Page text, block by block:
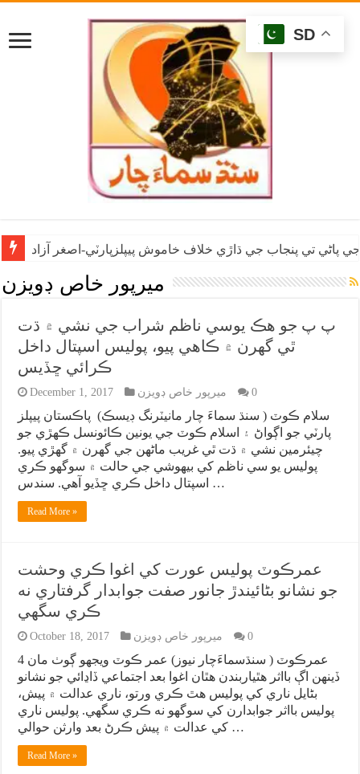
پاڻي تي پنجاب جي ڌاڙي خلاف خاموش پيپلزپارٽي-اصغر آزاد
ميرپور خاص ڊويزن
پ پ جو هڪ يوسي ناظم شراب جي نشي ۾ ڌت
ٿي گهرن ۾ ڪاهي پيو، پوليس اسپتال داخل
ڪرائي ڇڏيس
December 1, 2017 ميرپور خاص ڊويزن 0
سلام ڪوٽ ( سنڌ سماءَ چار مانيٽرنگ ڊيسڪ) پاڪستان پيپلز
پارٽي جو اڳواڻ ۽ اسلام ڪوٽ جي يونين ڪائونسل ڪهڙي جو
چيئرمين نشي ۾ ڌت ٿي غريب ماڻهن جي گهرن ۾ گهڙي پيو.
پوليس يو سي ناظم کي بيهوشي جي حالت ۾ سوگهو ڪري
اسپتال داخل ڪري ڇڏيو آهي. سندس …
Read More »
عمرڪوٽ پوليس عورت کي اغوا ڪري وحشت
جو نشانو بڻائيندڙ جانور صفت جوابدار گرفتاري نه
ڪري سگهي
October 18, 2017 ميرپور خاص ڊويزن 0
عمرڪوٽ ( سنڌسماءَچار نيوز) عمر ڪوٽ ويجهو ڳوٺ مان 4
ڏينهن اڳ بااثر هٿياربندن هٿان اغوا بعد اجتماعي ڏاڍائي جو نشانو
بڻايل ناري کي پوليس هٿ ڪري ورتو، ناري عدالت ۾ پيش،
پوليس بااثر جوابدارن کي سوگهو نه ڪري سگهي. پوليس ناري
کي عدالت ۾ پيش ڪرڻ بعد وارثن حوالي …
Read More »
SD